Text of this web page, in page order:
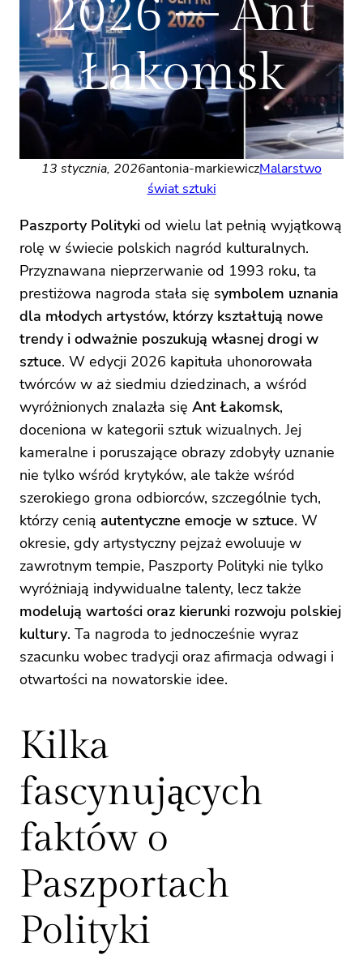
2026 – Ant
Łakomsk
13 stycznia, 2026antonia-markiewiczMalarstwo
świat sztuki
Paszporty Polityki od wielu lat pełnią wyjątkową
rolę w świecie polskich nagród kulturalnych.
Przyznawana nieprzerwanie od 1993 roku, ta
prestiżowa nagroda stała się symbolem uznania
dla młodych artystów, którzy kształtują nowe
trendy i odważnie poszukują własnej drogi w
sztuce. W edycji 2026 kapituła uhonorowała
twórców w aż siedmiu dziedzinach, a wśród
wyróżnionych znalazła się Ant Łakomsk,
doceniona w kategorii sztuk wizualnych. Jej
kameralne i poruszające obrazy zdobyły uznanie
nie tylko wśród krytyków, ale także wśród
szerokiego grona odbiorców, szczególnie tych,
którzy cenią autentyczne emocje w sztuce. W
okresie, gdy artystyczny pejzaż ewoluuje w
zawrotnym tempie, Paszporty Polityki nie tylko
wyróżniają indywidualne talenty, lecz także
modelują wartości oraz kierunki rozwoju polskiej
kultury. Ta nagroda to jednocześnie wyraz
szacunku wobec tradycji oraz afirmacja odwagi i
otwartości na nowatorskie idee.
Kilka
fascynujących
faktów o
Paszportach
Polityki